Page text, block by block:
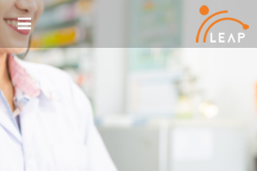
メニュースキップ